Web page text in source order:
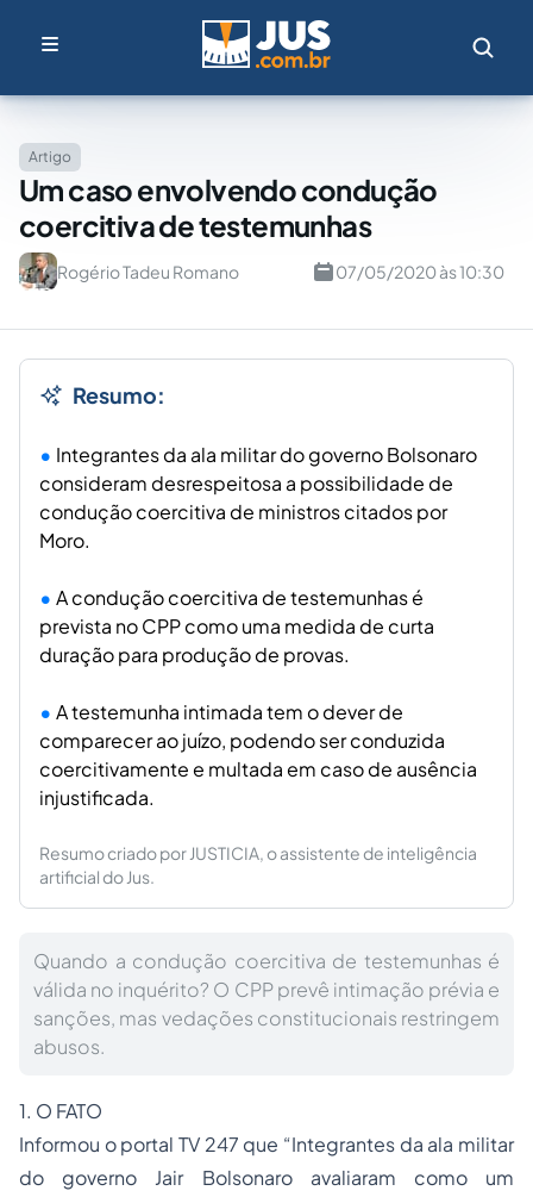
Artigo
Um caso envolvendo condução
coercitiva de testemunhas
Rogério Tadeu Romano 07/05/2020 às 10:30
Resumo:
Integrantes da ala militar do governo Bolsonaro
consideram desrespeitosa a possibilidade de
condução coercitiva de ministros citados por
Moro.
A condução coercitiva de testemunhas é
prevista no CPP como uma medida de curta
duração para produção de provas.
A testemunha intimada tem o dever de
comparecer ao juízo, podendo ser conduzida
coercitivamente e multada em caso de ausência
injustificada.
Resumo criado por JUSTICIA, o assistente de inteligência
artificial do Jus.
Quando a condução coercitiva de testemunhas é
válida no inquérito? O CPP prevê intimação prévia e
sanções, mas vedações constitucionais restringem
abusos.
1. O FATO
Informou o portal TV 247 que “Integrantes da ala militar
do governo Jair Bolsonaro avaliaram como um